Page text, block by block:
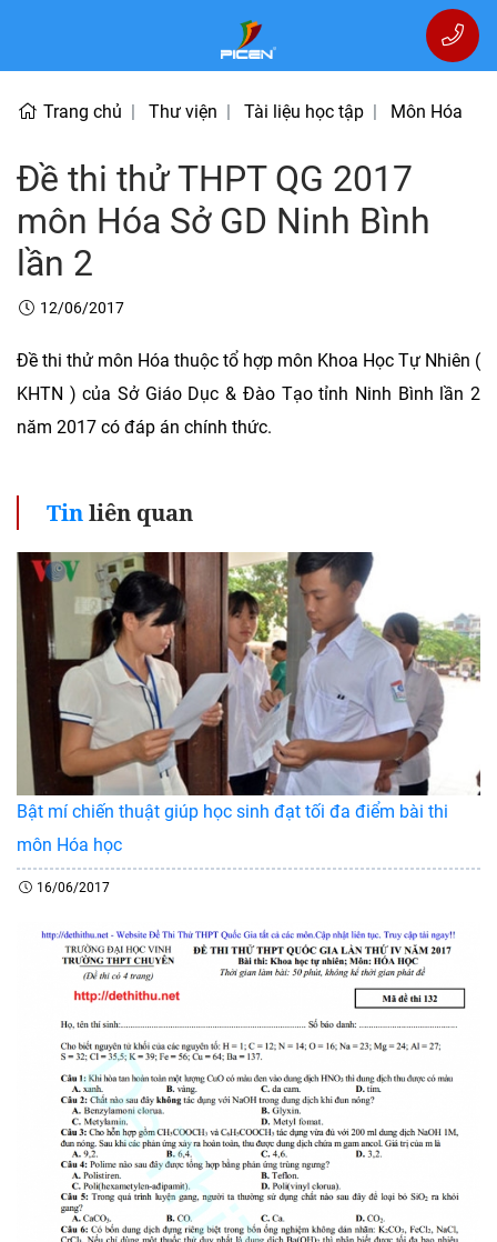
Trang chủ Thư viện Tài liệu học tập Môn Hóa
Đề thi thử THPT QG 2017
môn Hóa Sở GD Ninh Bình
lần 2
12/06/2017
Đề thi thử môn Hóa thuộc tổ hợp môn Khoa Học Tự Nhiên (
KHTN ) của Sở Giáo Dục & Đào Tạo tỉnh Ninh Bình lần 2
năm 2017 có đáp án chính thức.
Tinliên quan
Bật mí chiến thuật giúp học sinh đạt tối đa điểm bài thi
môn Hóa học
16/06/2017